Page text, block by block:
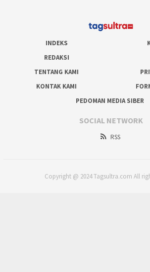
INDEKS
REDAKSI
TENTANG KAMI
KONTAK KAMI
PEDOMAN MEDIA SIBER
SOCIAL NETWORK
RSS
Copyright @ 2024 Tagsultra.com All